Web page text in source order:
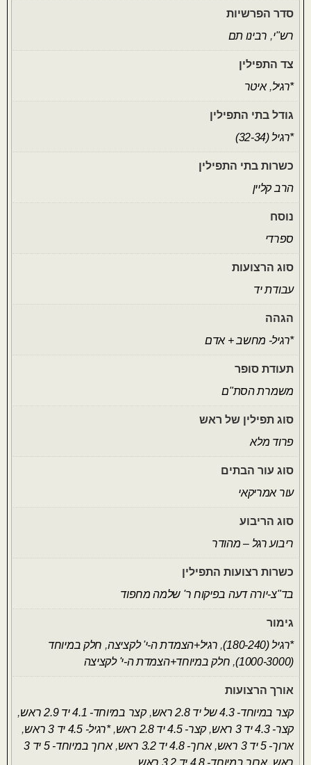
סדר הפרשיות
רש"י, רבינו תם
צד התפילין
*רגיל,איטר
גודל בתי התפילין
*רגיל (32-34)
כשרות בתי התפילין
הרב קליין
נוסח
ספרדי
סוג הרצועות
עבודת יד
הגהה
*רגיל- מחשב + אדם
תעודת סופר
משמרת הסת"ם
סוג תפילין של ראש
פרוד מלא
סוג עור הבתים
עור אמריקאי
סוג הריבוע
ריבוע רגל – מהודר
כשרות רצועות התפילין
בד"צ-יורה דעה בפיקוח ר' שלמה מחפוד
גימור
*רגיל (180-240)
, רגיל+הצמדת ה-י' לקציצה, חלק במיוחד
(1000-3000)
, חלק במיוחד+הצמדת ה-י' לקציצה
אורך הרצועות
קצר במיוחד- 4.3 של יד 2.8 ראש
,קצר במיוחד- 4.1 יד 2.9 ראש
,
קצר- 4.3 יד 3 ראש
, קצר- 4.5 יד 2.8 ראש ,*רגיל- 4.5 יד 3 ראש
,
ארוך- 5 יד 3 ראש
,ארוך- 4.8 יד 3.2 ראש ,
ארוך במיוחד- 5 יד 3